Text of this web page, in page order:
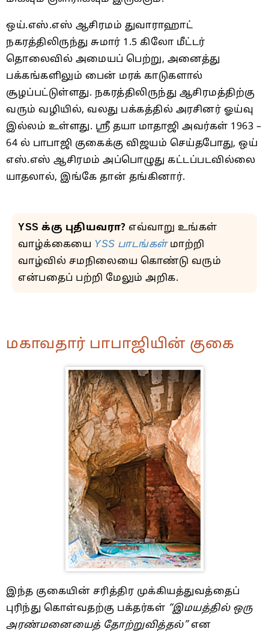
ஒய்.எஸ்.எஸ் ஆசிரமம் துவாராஹாட்
நகரத்திலிருந்து சுமார் 1.5 கிலோ மீட்டர்
தொலைவில் அமையப் பெற்று, அனைத்து
பக்கங்களிலும் பைன் மரக் காடுகளால்
சூழப்பட்டுள்ளது. நகரத்திலிருந்து ஆசிரமத்திற்கு
வரும் வழியில், வலது பக்கத்தில் அரசினர் ஓய்வு
இல்லம் உள்ளது. ஸ்ரீ தயா மாதாஜி அவர்கள் 1963 –
64 ல் பாபாஜி குகைக்கு விஜயம் செய்தபோது, ஒய்
எஸ்.எஸ் ஆசிரமம் அப்பொழுது கட்டப்படவில்லை
யாதலால், இங்கே தான் தங்கினார்.
YSS க்கு புதியவரா? எவ்வாறு உங்கள்
வாழ்க்கையை YSS பாடங்கள்மாற்றி
வாழ்வில் சமநிலையை கொண்டு வரும்
என்பதைப் பற்றி மேலும் அறிக.
மகாவதார் பாபாஜியின் குகை
இந்த குகையின் சரித்திர முக்கியத்துவத்தைப்
புரிந்து கொள்வதற்கு பக்தர்கள் “இமயத்தில் ஒரு
அரண்மனையைத் தோற்றுவித்தல்”என